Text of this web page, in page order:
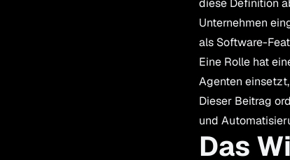
diese Definition
Unternehmen
als Software-
Eine Rolle hat
Agenten
Dieser Beitrag
und
Das